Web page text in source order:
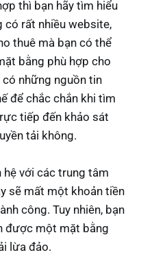
thì bạn hãy tìm hiểu
có rất nhiều website,
thuê mà bạn có thể
bằng phù hợp cho
có những nguồn tin
để chắc chắn khi tìm
tiếp đến khảo sát
tải không.
hệ với các trung tâm
sẽ mất một khoản tiền
công. Tuy nhiên, bạn
được một mặt bằng
lừa đảo.